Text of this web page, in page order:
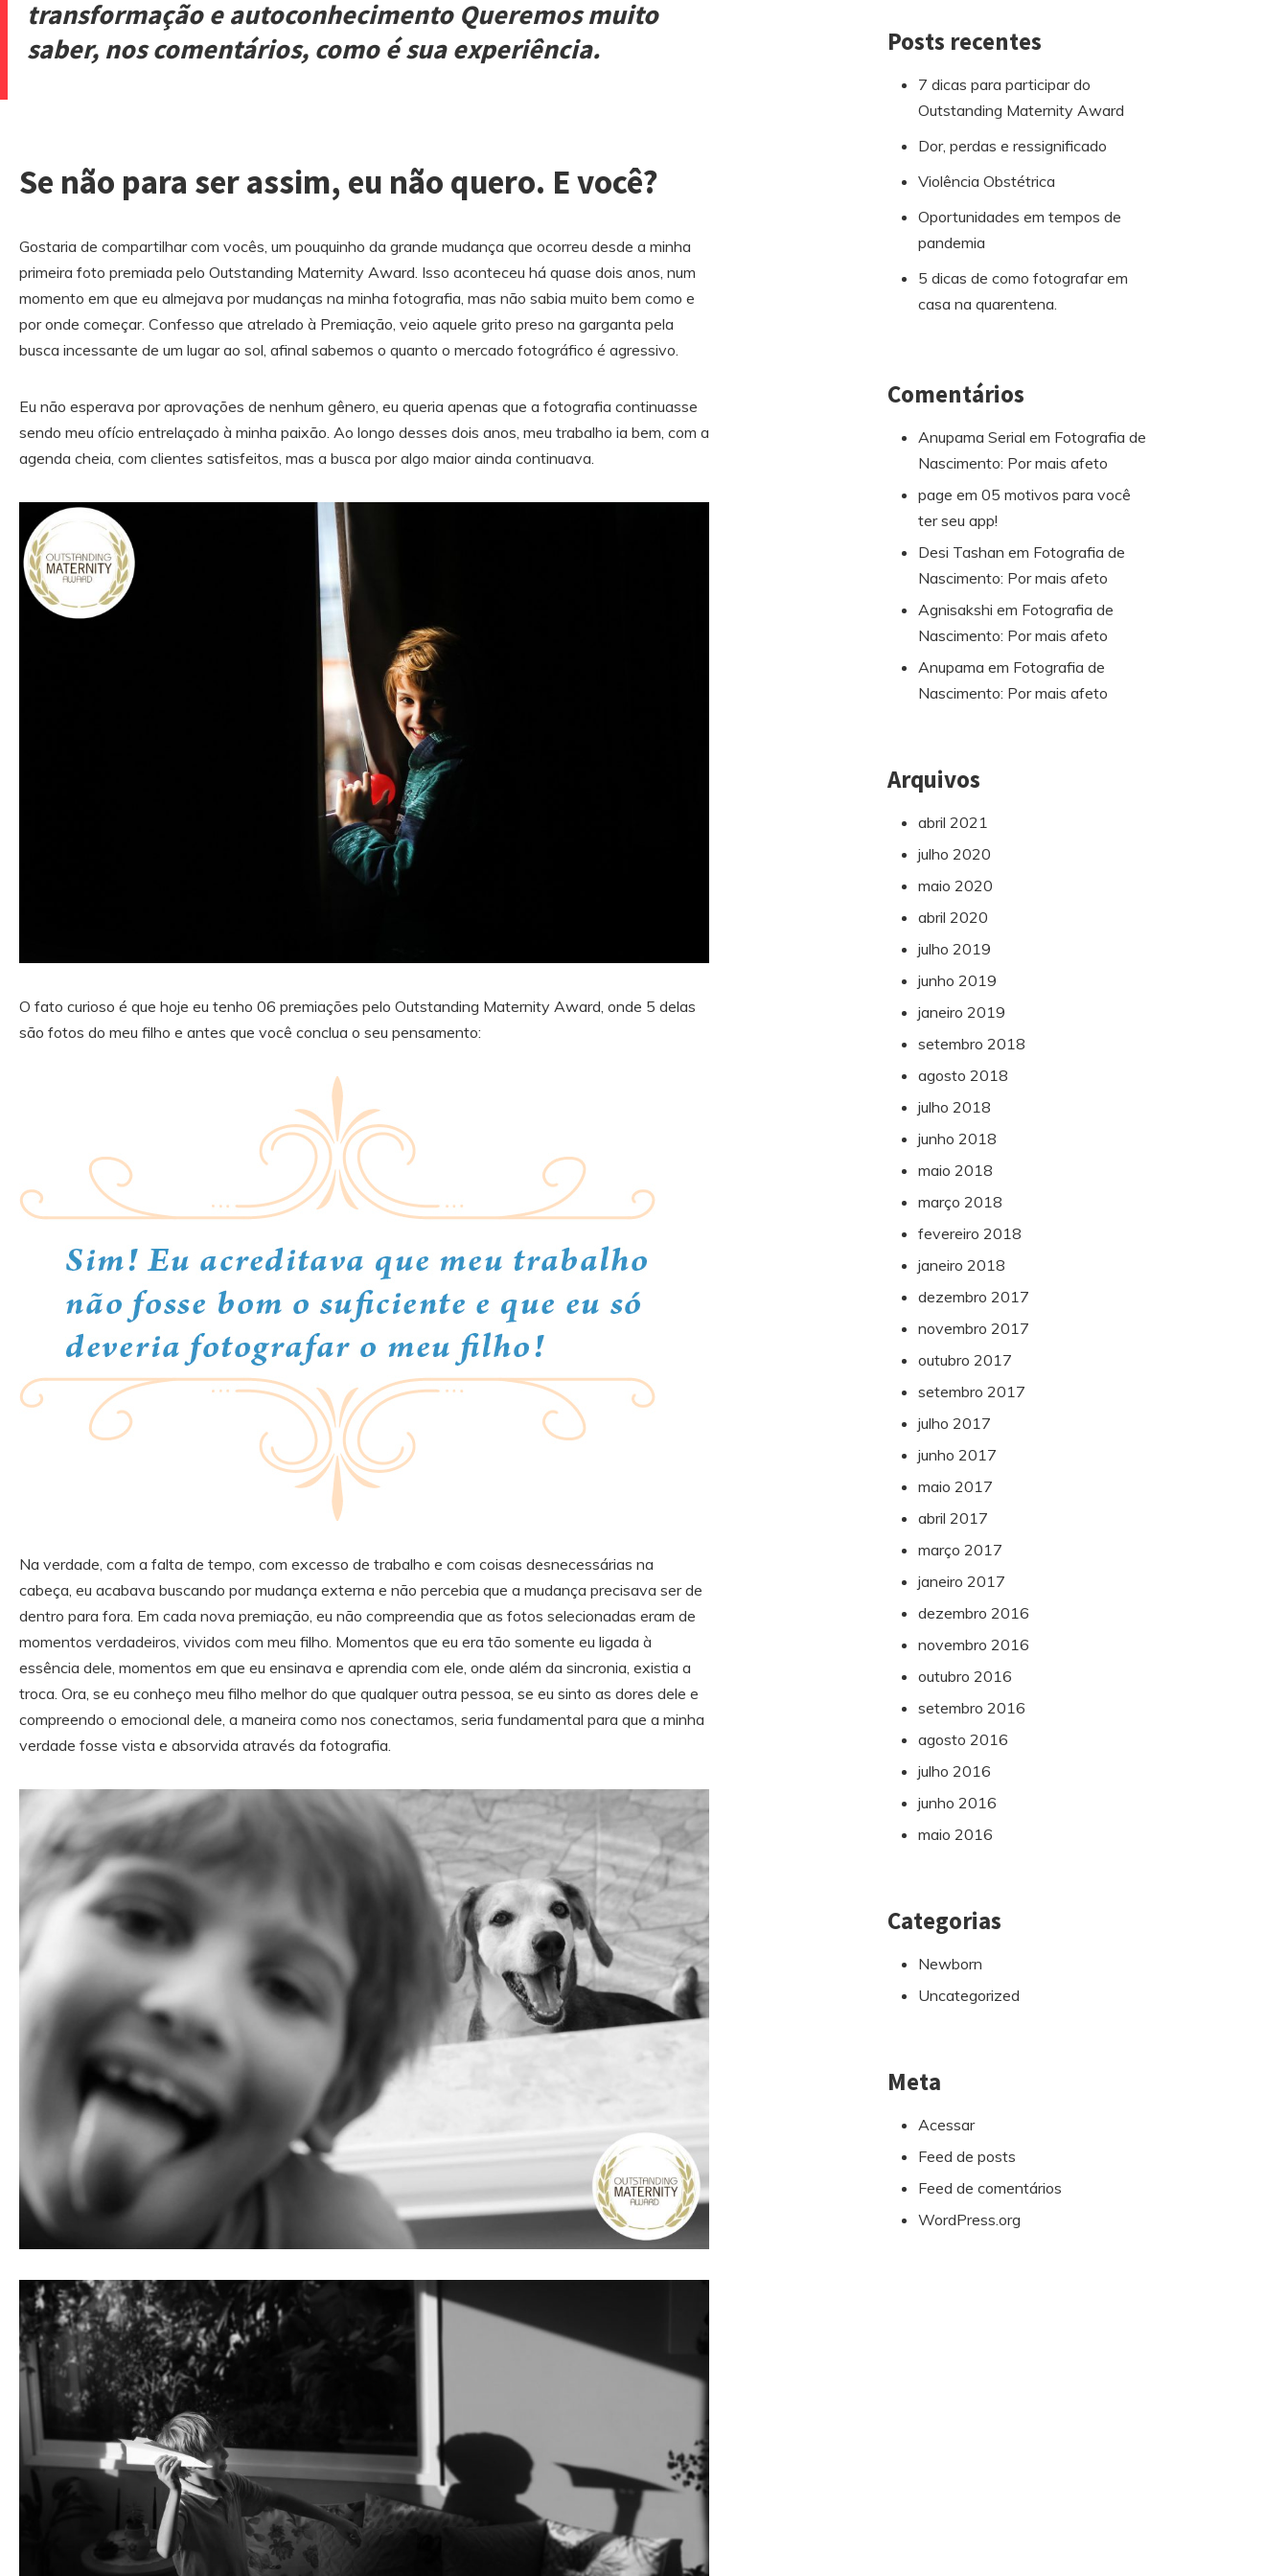
transformação e autoconhecimento Queremos muito
saber, nos comentários, como é sua experiência.
Se não para ser assim, eu não quero. E você?
Gostaria de compartilhar com vocês, um pouquinho da grande mudança que ocorreu desde a minha
primeira foto premiada pelo Outstanding Maternity Award. Isso aconteceu há quase dois anos, num
momento em que eu almejava por mudanças na minha fotografia, mas não sabia muito bem como e
por onde começar. Confesso que atrelado à Premiação, veio aquele grito preso na garganta pela
busca incessante de um lugar ao sol, afinal sabemos o quanto o mercado fotográfico é agressivo.
Eu não esperava por aprovações de nenhum gênero, eu queria apenas que a fotografia continuasse
sendo meu ofício entrelaçado à minha paixão. Ao longo desses dois anos, meu trabalho ia bem, com a
agenda cheia, com clientes satisfeitos, mas a busca por algo maior ainda continuava.
O fato curioso é que hoje eu tenho 06 premiações pelo Outstanding Maternity Award, onde 5 delas
são fotos do meu filho e antes que você conclua o seu pensamento:
Na verdade, com a falta de tempo, com excesso de trabalho e com coisas desnecessárias na
cabeça, eu acabava buscando por mudança externa e não percebia que a mudança precisava ser de
dentro para fora. Em cada nova premiação, eu não compreendia que as fotos selecionadas eram de
momentos verdadeiros, vividos com meu filho. Momentos que eu era tão somente eu ligada à
essência dele, momentos em que eu ensinava e aprendia com ele, onde além da sincronia, existia a
troca. Ora, se eu conheço meu filho melhor do que qualquer outra pessoa, se eu sinto as dores dele e
compreendo o emocional dele, a maneira como nos conectamos, seria fundamental para que a minha
verdade fosse vista e absorvida através da fotografia.
Posts recentes
7 dicas para participar do
Outstanding Maternity Award
Dor, perdas e ressignificado
Violência Obstétrica
Oportunidades em tempos de
pandemia
5 dicas de como fotografar em
casa na quarentena.
Comentários
Anupama Serial em Fotografia de
Nascimento: Por mais afeto
page em 05 motivos para você
ter seu app!
Desi Tashan em Fotografia de
Nascimento: Por mais afeto
Agnisakshi em Fotografia de
Nascimento: Por mais afeto
Anupama em Fotografia de
Nascimento: Por mais afeto
Arquivos
abril 2021
julho 2020
maio 2020
abril 2020
julho 2019
junho 2019
janeiro 2019
setembro 2018
agosto 2018
julho 2018
junho 2018
maio 2018
março 2018
fevereiro 2018
janeiro 2018
dezembro 2017
novembro 2017
outubro 2017
setembro 2017
julho 2017
junho 2017
maio 2017
abril 2017
março 2017
janeiro 2017
dezembro 2016
novembro 2016
outubro 2016
setembro 2016
agosto 2016
julho 2016
junho 2016
maio 2016
Categorias
Newborn
Uncategorized
Meta
Acessar
Feed de posts
Feed de comentários
WordPress.org